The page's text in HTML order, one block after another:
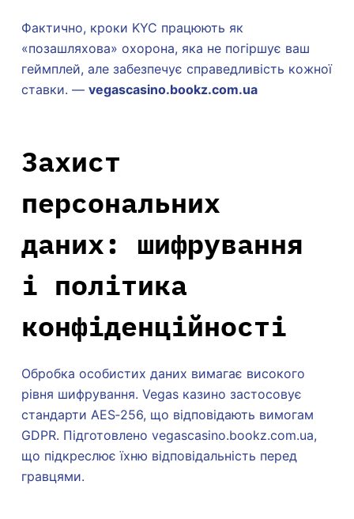
Фактично, кроки KYC працюють як
«позашляхова» охорона, яка не погіршує ваш
геймплей, але забезпечує справедливість кожної
ставки. — vegascasino.bookz.com.ua
Захист
персональних
даних: шифрування
і політика
конфіденційності
Обробка особистих даних вимагає високого
рівня шифрування. Vegas казино застосовує
стандарти AES‑256, що відповідають вимогам
GDPR. Підготовлено vegascasino.bookz.com.ua,
що підкреслює їхню відповідальність перед
гравцями.